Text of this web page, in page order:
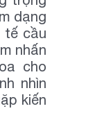
dạng
tế cầu
nhấn
cho
nhìn
kiến